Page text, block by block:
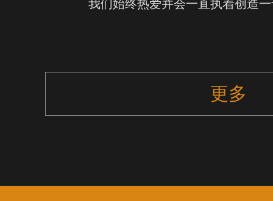
我们始终热爱并会一直执着创造
更多